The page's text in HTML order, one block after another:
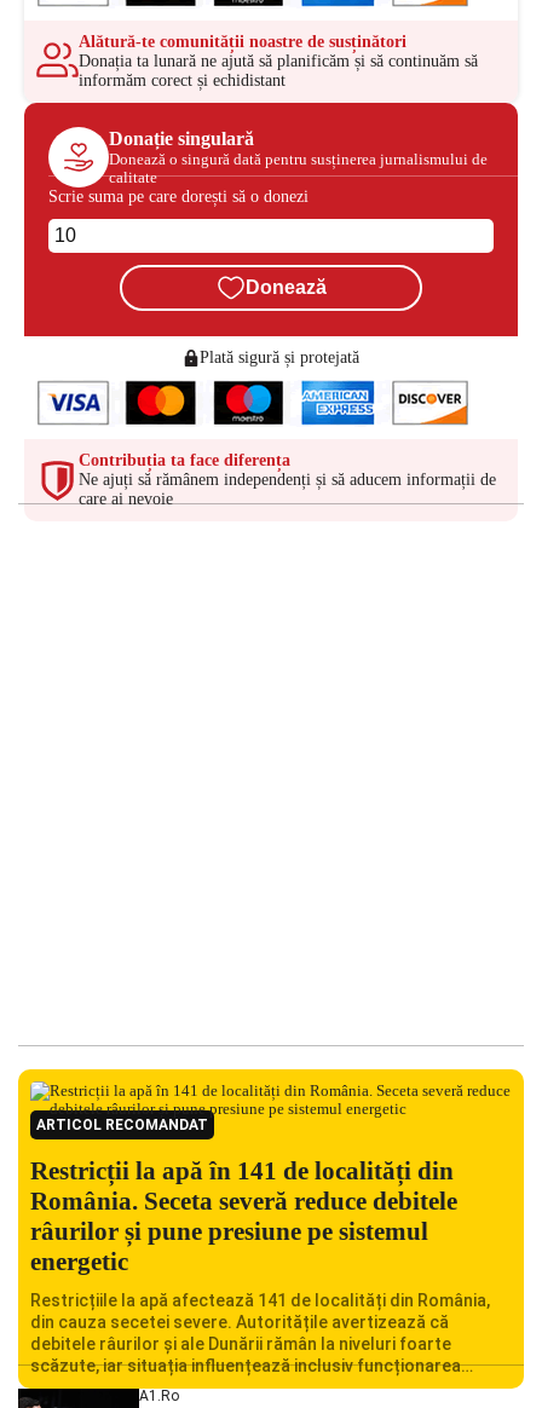
Alătură-te comunității noastre de susținători
Donația ta lunară ne ajută să planificăm și să continuăm să
informăm corect și echidistant
Donație singulară
Donează o singură dată pentru susținerea jurnalismului de
calitate
Scrie suma pe care dorești să o donezi
Donează
Plată sigură și protejată
Contribuția ta face diferența
Ne ajuți să rămânem independenți și să aducem informații de
care ai nevoie
ARTICOL RECOMANDAT
Restricții la apă în 141 de localități din
România. Seceta severă reduce debitele
râurilor și pune presiune pe sistemul
energetic
Restricțiile la apă afectează 141 de localități din România,
din cauza secetei severe. Autoritățile avertizează că
debitele râurilor și ale Dunării rămân la niveluri foarte
scăzute, iar situația influențează inclusiv funcționarea
Centralei Nucleare de la Cernavodă. România se confruntă
A1.ro